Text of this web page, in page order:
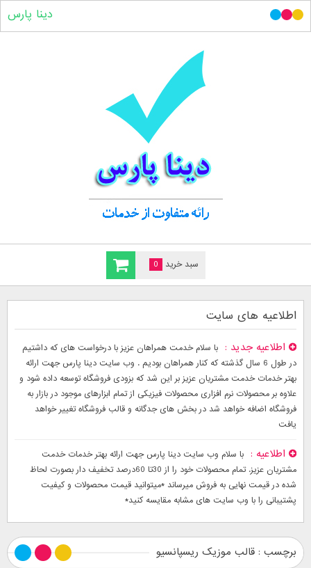
سبد خرید 0
دینا پارس
اطلاعیه های سایت
اطلاعیه جدید
با سلام خدمت همراهان عزیز با درخواست های که داشتیم
در طول 6 سال گذشته که کنار همراهان بودیم . وب سایت دینا پارس جهت ارائه
بهتر خدمات خدمت مشتریان عزیز بر این شد که بزودی فروشگاه توسعه داده شود و
علاوه بر محصولات نرم افزاری محصولات فیزیکی از تمام ابزارهای موجود در بازار به
فروشگاه اضافه خواهد شد در بخش های جدگانه و قالب فروشگاه تغییر خواهد
یافت
اطلاعیه
با سلام وب سایت دینا پارس جهت ارائه بهتر خدمات خدمت
مشتریان عزیز. تمام محصولات خود را از 30تا 60درصد تخفیف دار بصورت لحاظ
شده در قیمت نهایی به فروش میرساند *میتوانید قیمت محصولات و کیفیت
پشتیبانی را با وب سایت های مشابه مقایسه کنید*
برچسب : قالب موزیک ریسپانسیو